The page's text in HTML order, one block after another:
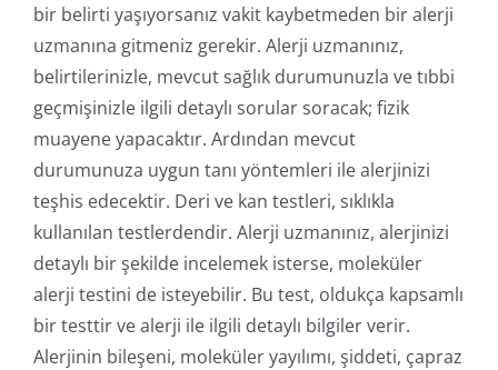
bir belirti yaşıyorsanız vakit kaybetmeden bir alerji
uzmanına gitmeniz gerekir. Alerji uzmanınız,
belirtilerinizle, mevcut sağlık durumunuzla ve tıbbi
geçmişinizle ilgili detaylı sorular soracak; fizik
muayene yapacaktır. Ardından mevcut
durumunuza uygun tanı yöntemleri ile alerjinizi
teşhis edecektir. Deri ve kan testleri, sıklıkla
kullanılan testlerdendir. Alerji uzmanınız, alerjinizi
detaylı bir şekilde incelemek isterse, moleküler
alerji testini de isteyebilir. Bu test, oldukça kapsamlı
bir testtir ve alerji ile ilgili detaylı bilgiler verir.
Alerjinin bileşeni, moleküler yayılımı, şiddeti, çapraz